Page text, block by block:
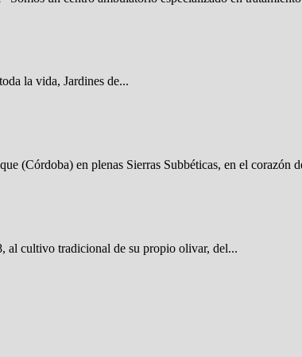
la vida, Jardines de...
(Córdoba) en plenas Sierras Subbéticas, en el corazón
cultivo tradicional de su propio olivar, del...